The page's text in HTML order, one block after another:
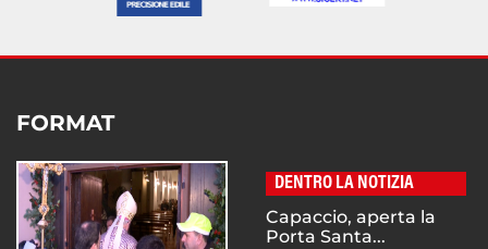
FORMAT
DENTRO LA NOTIZIA
Capaccio, aperta la
Porta Santa...